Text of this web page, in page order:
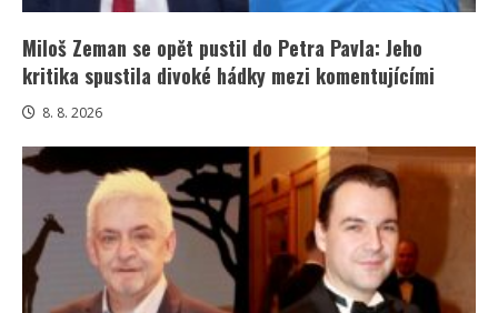
Miloš Zeman se opět pustil do Petra Pavla: Jeho
kritika spustila divoké hádky mezi komentujícími
8. 8. 2026